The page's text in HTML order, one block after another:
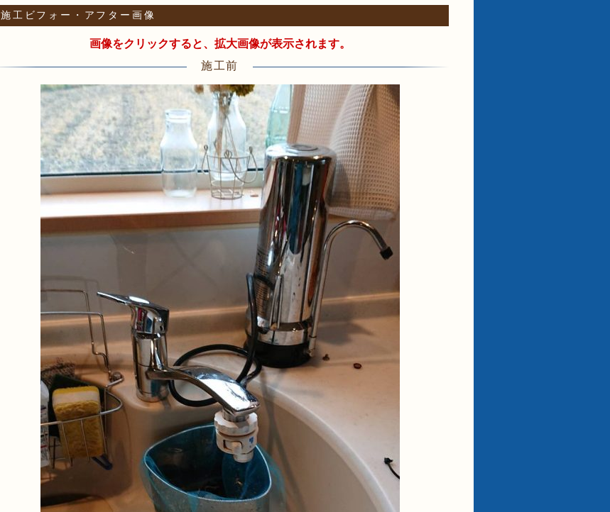
施工ビフォー・アフター画像
画像をクリックすると、拡大画像が表示されます。
施工前